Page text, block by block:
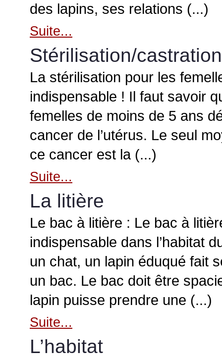
des lapins, ses relations (...)
Suite...
Stérilisation/castration
La stérilisation pour les
indispensable ! Il faut savoir
femelles de moins de 5 ans
cancer de l’utérus. Le seul
ce cancer est la (...)
Suite...
La litière
Le bac à litière : Le bac à
indispensable dans l’habitat
un chat, un lapin éduqué fait
un bac. Le bac doit être
lapin puisse prendre une (...)
Suite...
L’habitat